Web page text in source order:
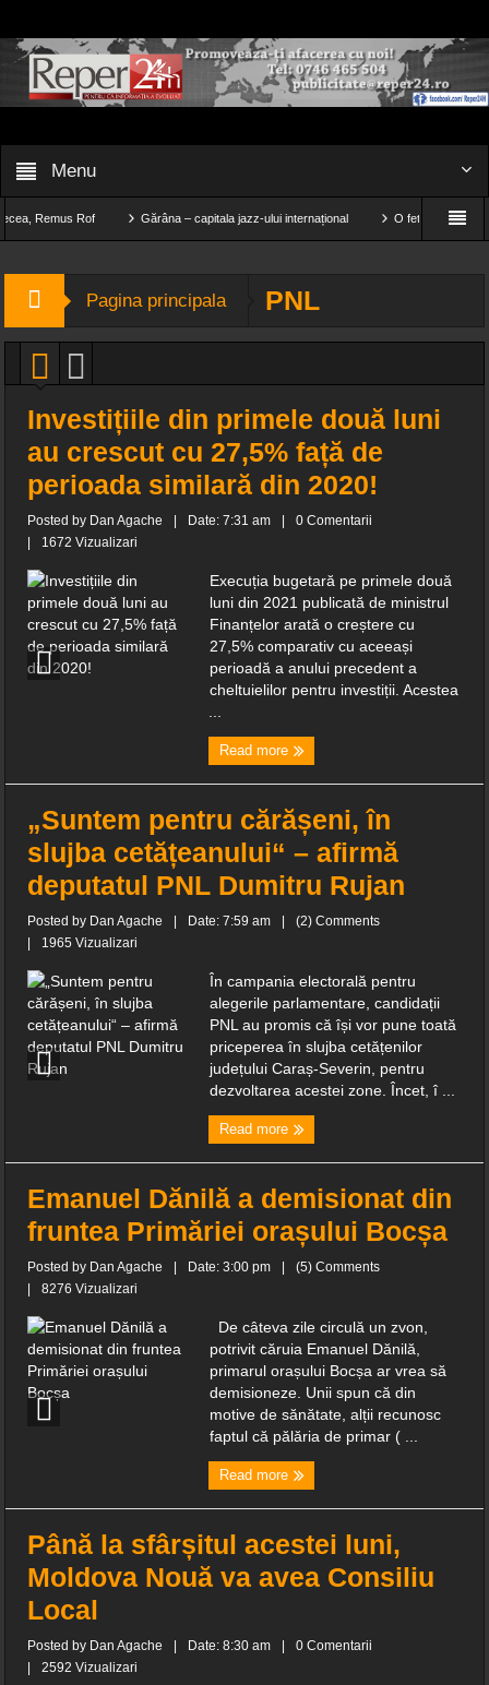
Menu
Rof Gărâna – capitala jazz-ului internațional O fetiță de doar 11 ani și-
Pagina principala PNL
Investițiile din primele două luni
au crescut cu 27,5% față de
perioada similară din 2020!
Posted by Dan Agache Date: 7:31 am
0 Comentarii
1672 Vizualizari
Execuția bugetară pe primele două
luni din 2021 publicată de ministrul
Finanțelor arată o creștere cu
27,5% comparativ cu aceeași
perioadă a anului precedent a
cheltuielilor pentru investiții. Acestea
...
Read more
„Suntem pentru cărășeni, în
slujba cetățeanului“ – afirmă
deputatul PNL Dumitru Rujan
Posted by Dan Agache Date: 7:59 am
(2) Comments
1965 Vizualizari
În campania electorală pentru
alegerile parlamentare, candidații
PNL au promis că își vor pune toată
priceperea în slujba cetățenilor
județului Caraș-Severin, pentru
dezvoltarea acestei zone. Încet, î ...
Read more
Emanuel Dănilă a demisionat din
fruntea Primăriei orașului Bocșa
Posted by Dan Agache Date: 3:00 pm
(5) Comments
8276 Vizualizari
De câteva zile circulă un zvon,
potrivit căruia Emanuel Dănilă,
primarul orașului Bocșa ar vrea să
demisioneze. Unii spun că din
motive de sănătate, alții recunosc
faptul că pălăria de primar ( ...
Read more
Până la sfârșitul acestei luni,
Moldova Nouă va avea Consiliu
Local
Posted by Dan Agache Date: 8:30 am
0 Comentarii
2592 Vizualizari